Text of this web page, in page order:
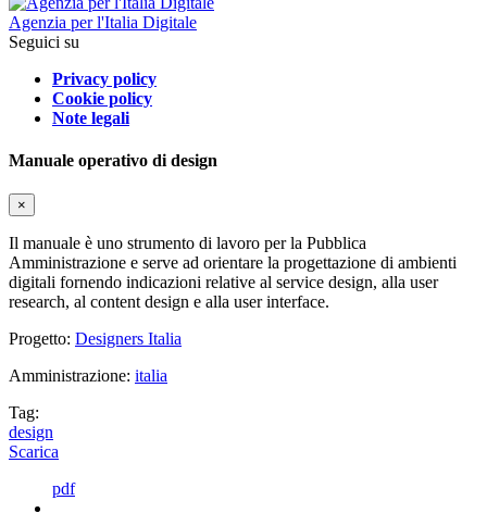
Agenzia per l'Italia Digitale
Seguici su
Privacy policy
Cookie policy
Note legali
Manuale operativo di design
×
Il manuale è uno strumento di lavoro per la Pubblica
Amministrazione e serve ad orientare la progettazione di ambienti
digitali fornendo indicazioni relative al service design, alla user
research, al content design e alla user interface.
Progetto: Designers Italia
Amministrazione: italia
Tag:
design
Scarica
pdf